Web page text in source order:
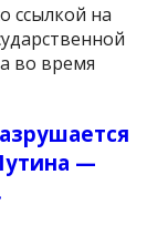
ссылкой на
во время
—